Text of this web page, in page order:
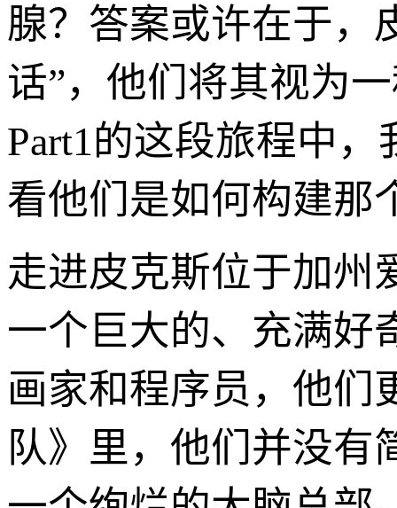
腺？答案或许在于，
话”，他们将其视为
Part1的这段旅程中
看他们是如何构建那
走进皮克斯位于加州
一个巨大的、充满好
画家和程序员，他们
队》里，他们并没有